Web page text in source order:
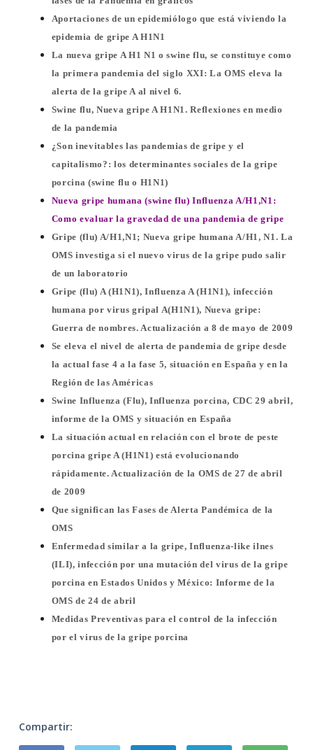
Aportaciones de un epidemiólogo que está viviendo la
epidemia de gripe A H1N1
La nueva gripe A H1 N1 o swine flu, se constituye como
la primera pandemia del siglo XXI: La OMS eleva la
alerta de la gripe A al nivel 6.
Swine flu, Nueva gripe A H1N1. Reflexiones en medio
de la pandemia
¿Son inevitables las pandemias de gripe y el
capitalismo?: los determinantes sociales de la gripe
porcina (swine flu o H1N1)
Nueva gripe humana (swine flu) Influenza A/H1,N1:
Como evaluar la gravedad de una pandemia de gripe
Gripe (flu) A/H1,N1; Nueva gripe humana A/H1, N1. La
OMS investiga si el nuevo virus de la gripe pudo salir
de un laboratorio
Gripe (flu) A (H1N1), Influenza A (H1N1), infección
humana por virus gripal A(H1N1), Nueva gripe:
Guerra de nombres. Actualización a 8 de mayo de 2009
Se eleva el nivel de alerta de pandemia de gripe desde
la actual fase 4 a la fase 5, situación en España y en la
Región de las Américas
Swine Influenza (Flu), Influenza porcina, CDC 29 abril,
informe de la OMS y situación en España
La situación actual en relación con el brote de peste
porcina gripe A (H1N1) está evolucionando
rápidamente. Actualización de la OMS de 27 de abril
de 2009
Que significan las Fases de Alerta Pandémica de la
OMS
Enfermedad similar a la gripe, Influenza-like ilnes
(ILI), infección por una mutación del virus de la gripe
porcina en Estados Unidos y México: Informe de la
OMS de 24 de abril
Medidas Preventivas para el control de la infección
por el virus de la gripe porcina
Compartir: